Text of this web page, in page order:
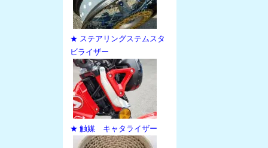
★ ステアリングステムスタ
ビライザー
★ 触媒 キャタライザー